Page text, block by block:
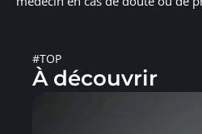
#TOP
À découvrir